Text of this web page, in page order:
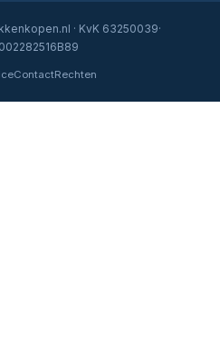
· KvK 63250039·
ContactRechten